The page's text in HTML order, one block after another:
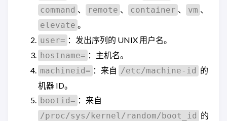
command 、 remote 、 container 、 vm 、
elevate 。
user= ：发出序列的 UNIX 用户名。
hostname= ：主机名。
machineid= ：来自 /etc/machine-id 的
机器 ID。
bootid= ：来自
/proc/sys/kernel/random/boot_id 的